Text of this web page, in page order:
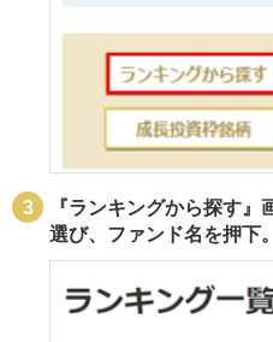
『ランキングから探す
選び、ファンド名を押下。